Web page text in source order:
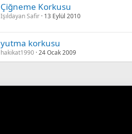
Çiğneme Korkusu
Işıldayan Safir 13 Eylül 2010
yutma korkusu
hakikat1990 24 Ocak 2009